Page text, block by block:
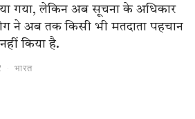
गया, लेकिन अब सूचना के अधिकार
ने अब तक किसी भी मतदाता पहचान
किया है.
भारत